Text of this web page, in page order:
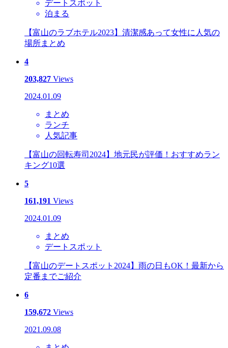
デートスポット
泊まる
【富山のラブホテル2023】清潔感あって女性に人気の
場所まとめ
4
203,827 Views
2024.01.09
まとめ
ランチ
人気記事
【富山の回転寿司2024】地元民が評価！おすすめラン
キング10選
5
161,191 Views
2024.01.09
まとめ
デートスポット
【富山のデートスポット2024】雨の日もOK！最新から
定番までご紹介
6
159,672 Views
2021.09.08